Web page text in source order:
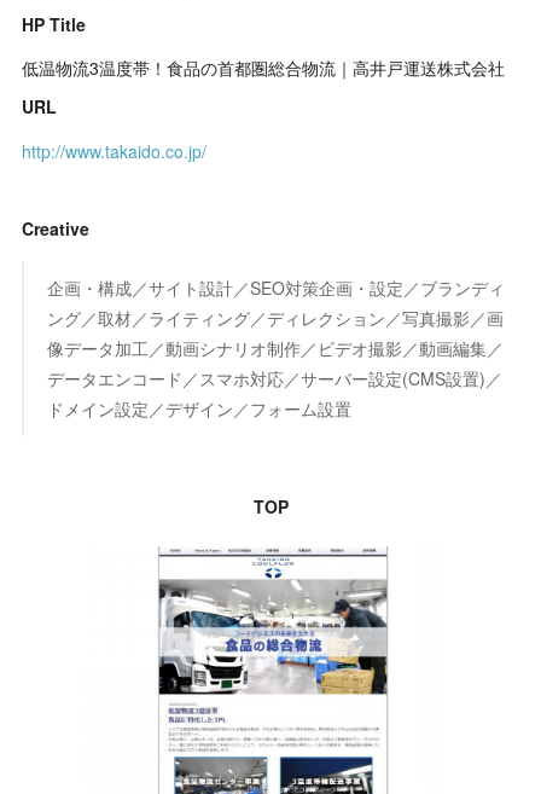
HP Title
低温物流3温度帯！食品の首都圏総合物流｜高井戸運送株式会社
URL
http://www.takaido.co.jp/
Creative
企画・構成／サイト設計／SEO対策企画・設定／ブランディ
ング／取材／ライティング／ディレクション／写真撮影／画
像データ加工／動画シナリオ制作／ビデオ撮影／動画編集／
データエンコード／スマホ対応／サーバー設定(CMS設置)／
ドメイン設定／デザイン／フォーム設置
TOP